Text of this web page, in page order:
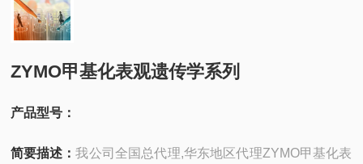
ZYMO甲基化表观遗传学系列
产品型号：
简要描述：我公司全国总代理,华东地区代理ZYMO甲基化表